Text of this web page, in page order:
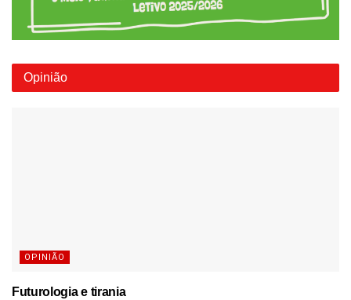
Opinião
OPINIÃO
Futurologia e tirania